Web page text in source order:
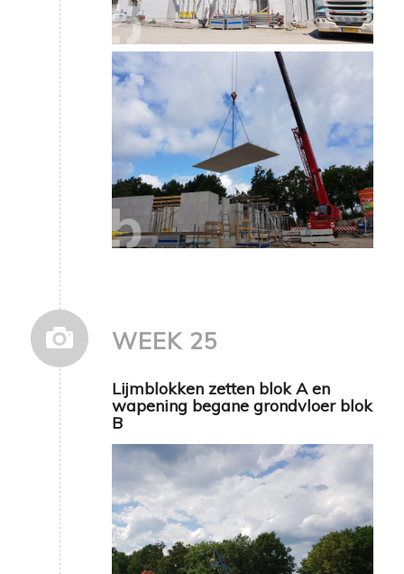
WEEK 25
Lijmblokken zetten blok A en
wapening begane grondvloer blok
B